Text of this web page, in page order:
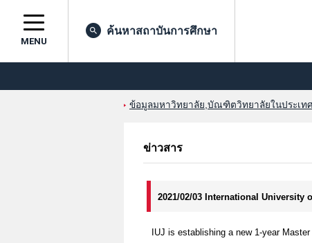
MENU
ค้นหาสถาบันการศึกษา
ข้อมูลมหาวิทยาลัย,บัณฑิตวิทยาลัยในประเท
ข่าวสาร
2021/02/03 International University
IUJ is establishing a new 1-year